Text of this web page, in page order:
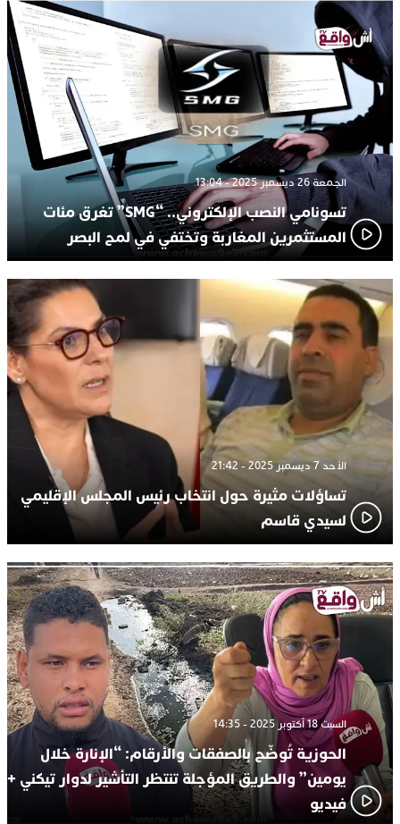
الجمعة 26 ديسمبر 2025 - 13:04
تسونامي النصب الإلكتروني.. “SMG” تغرق مئات
المستثمرين المغاربة وتختفي في لمح البصر
الأحد 7 ديسمبر 2025 - 21:42
تساؤلات مثيرة حول انتخاب رئيس المجلس الإقليمي
لسيدي قاسم
السبت 18 أكتوبر 2025 - 14:35
الحوزية تُوضّح بالصفقات والأرقام: “الإنارة خلال
يومين” والطريق المؤجلة تنتظر التأشير لدوار تيكني +
فيديو